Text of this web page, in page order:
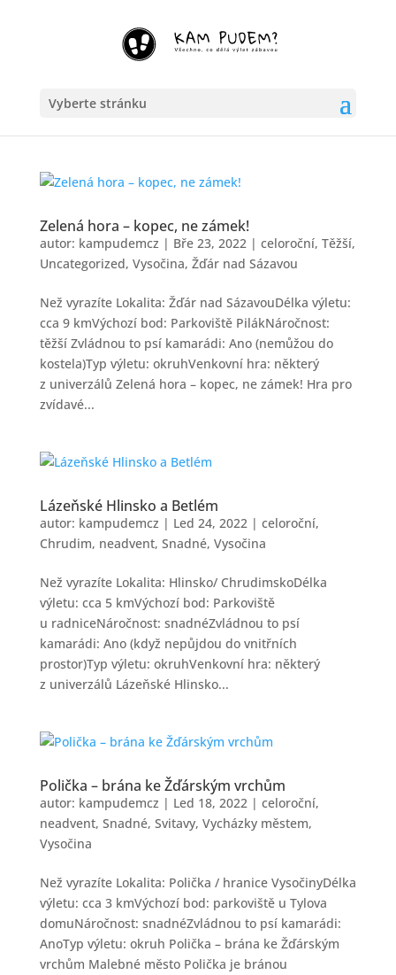
Vyberte stránku
Zelená hora – kopec, ne zámek!
autor: kampudemcz | Bře 23, 2022| celoroční, Těžší,
Uncategorized, Vysočina, Žďár nad Sázavou
Než vyrazíte Lokalita: Žďár nad SázavouDélka výletu:
cca 9 kmVýchozí bod: Parkoviště PilákNáročnost:
těžší Zvládnou to psí kamarádi: Ano (nemůžou do
kostela)Typ výletu: okruhVenkovní hra: některý
z univerzálů Zelená hora – kopec, ne zámek! Hra pro
zvídavé...
Lázeňské Hlinsko a Betlém
autor: kampudemcz | Led 24, 2022| celoroční,
Chrudim, neadvent, Snadné, Vysočina
Než vyrazíte Lokalita: Hlinsko/ ChrudimskoDélka
výletu: cca 5 kmVýchozí bod: Parkoviště
u radniceNáročnost: snadnéZvládnou to psí
kamarádi: Ano (když nepůjdou do vnitřních
prostor)Typ výletu: okruhVenkovní hra: některý
z univerzálů Lázeňské Hlinsko...
Polička – brána ke Žďárským vrchům
autor: kampudemcz | Led 18, 2022| celoroční,
neadvent, Snadné, Svitavy, Vycházky městem,
Vysočina
Než vyrazíte Lokalita: Polička / hranice VysočinyDélka
výletu: cca 3 kmVýchozí bod: parkoviště u Tylova
domuNáročnost: snadnéZvládnou to psí kamarádi:
AnoTyp výletu: okruh Polička – brána ke Žďárským
vrchům Malebné město Polička je bránou